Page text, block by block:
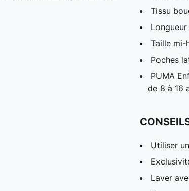
Tissu
Taille mi-
Poches
PUMA
de 8 à 16
Utiliser
Laver